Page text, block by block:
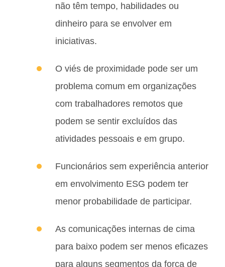
não têm tempo, habilidades ou
dinheiro para se envolver em
iniciativas.
O viés de proximidade pode ser um
problema comum em organizações
com trabalhadores remotos que
podem se sentir excluídos das
atividades pessoais e em grupo.
Funcionários sem experiência anterior
em envolvimento ESG podem ter
menor probabilidade de participar.
As comunicações internas de cima
para baixo podem ser menos eficazes
para alguns segmentos da força de